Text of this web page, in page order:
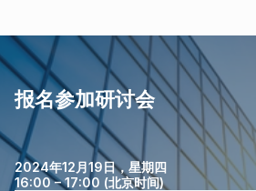
报名参加研讨会
2024年12月19日，星期四
16:00 – 17:00 (北京时间)